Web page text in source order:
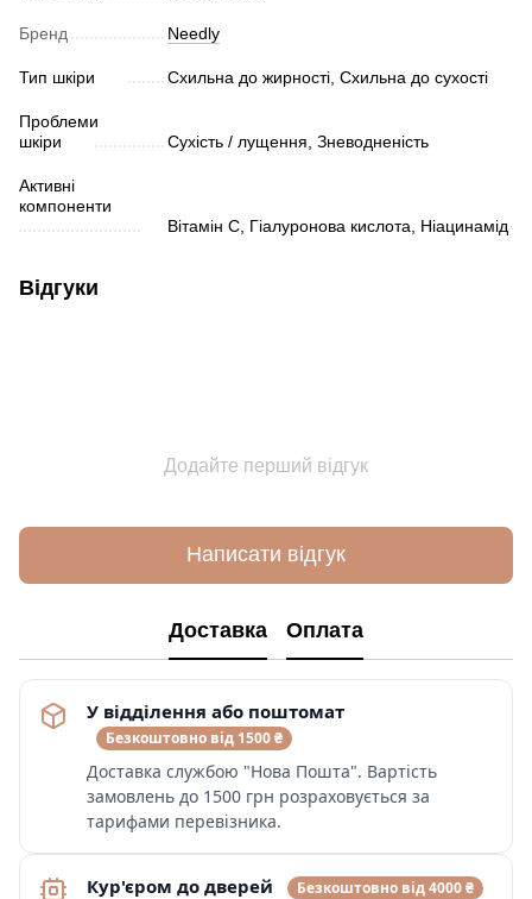
Бренд Needly
Тип шкіри Схильна до жирності, Схильна до сухості
Проблеми
шкіри
Сухість / лущення, Зневодненість
Активні
компоненти
Вітамін С, Гіалуронова кислота, Ніацинамід
Відгуки
Додайте перший відгук
Написати відгук
Доставка Оплата
У відділення або поштомат
Безкоштовно від 1500 ₴
Доставка службою "Нова Пошта". Вартість
замовлень до 1500 грн розраховується за
тарифами перевізника.
Кур'єром до дверей Безкоштовно від 4000 ₴